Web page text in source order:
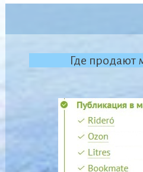
Где продают